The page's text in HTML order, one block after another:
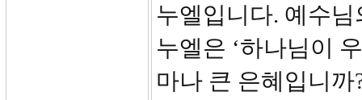
누엘입니다. 예수
누엘은 ‘하나님이
마나 큰 은혜입니